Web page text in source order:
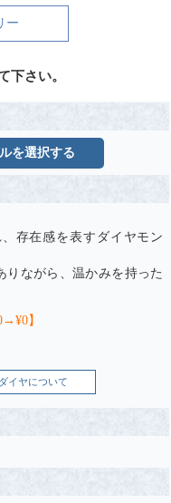
ー
下さい。
を選択する
存在感を表すダイヤモン
りながら、温かみを持った
】
イヤについて